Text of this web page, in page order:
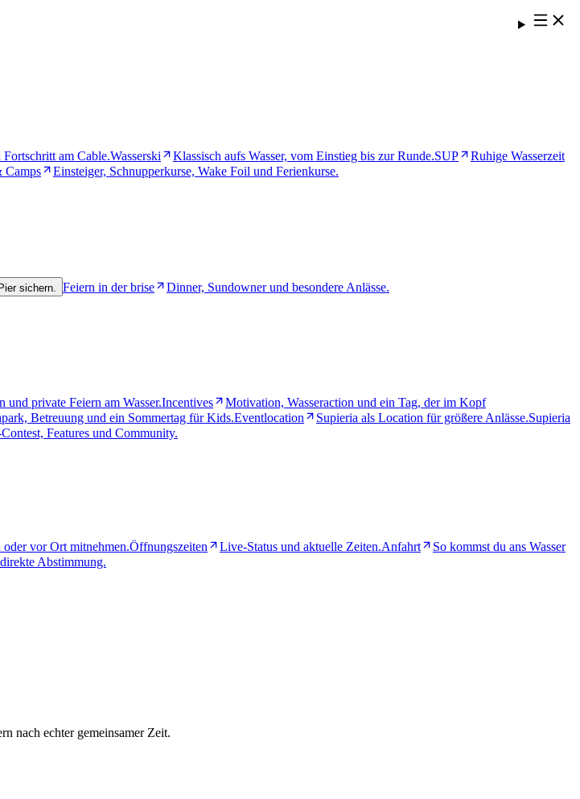
Fortschritt am Cable.Wasserski Klassisch aufs Wasser, vom Einstieg bis zur Runde.SUP
Ruhige Wasserzeit
Camps
Einsteiger, Schnupperkurse, Wake Foil und Ferienkurse.
sichern. Feiern in der brise
Dinner, Sundowner und besondere Anlässe.
und private Feiern am Wasser.Incentives
Motivation, Wasseraction und ein Tag, der im Kopf
Betreuung und ein Sommertag für Kids.Eventlocation Supieria als Location für größere Anlässe.Supieria
Features und Community.
vor Ort mitnehmen.Öffnungszeiten Live-Status und aktuelle Zeiten.Anfahrt
So kommst du ans Wasser
Abstimmung.
nach echter gemeinsamer Zeit.